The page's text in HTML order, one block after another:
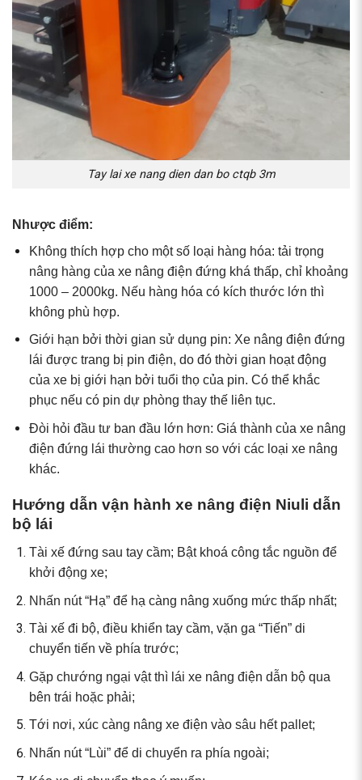
Tay lai xe nang dien dan bo ctqb 3m
Nhược điểm:
Không thích hợp cho một số loại hàng hóa: tải trọng
nâng hàng của xe nâng điện đứng khá thấp, chỉ khoảng
1000 – 2000kg. Nếu hàng hóa có kích thước lớn thì
không phù hợp.
Giới hạn bởi thời gian sử dụng pin: Xe nâng điện đứng
lái được trang bị pin điện, do đó thời gian hoạt động
của xe bị giới hạn bởi tuổi thọ của pin. Có thể khắc
phục nếu có pin dự phòng thay thế liên tục.
Đòi hỏi đầu tư ban đầu lớn hơn: Giá thành của xe nâng
điện đứng lái thường cao hơn so với các loại xe nâng
khác.
Hướng dẫn vận hành xe nâng điện Niuli dẫn
bộ lái
Tài xế đứng sau tay cầm; Bật khoá công tắc nguồn để
khởi động xe;
Nhấn nút “Hạ” để hạ càng nâng xuống mức thấp nhất;
Tài xế đi bộ, điều khiển tay cầm, vặn ga “Tiến” di
chuyển tiến về phía trước;
Gặp chướng ngại vật thì lái xe nâng điện dẫn bộ qua
bên trái hoặc phải;
Tới nơi, xúc càng nâng xe điện vào sâu hết pallet;
Nhấn nút “Lùi” để di chuyển ra phía ngoài;